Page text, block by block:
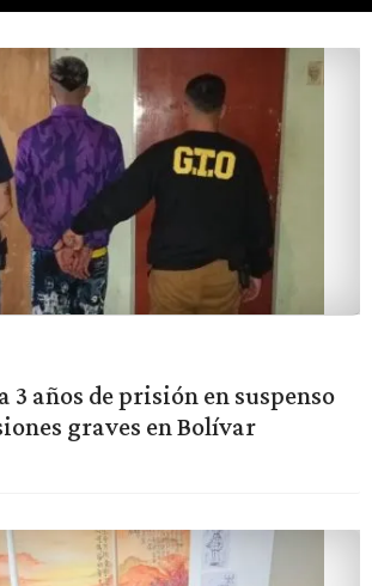
3 años de prisión en suspenso
graves en Bolívar